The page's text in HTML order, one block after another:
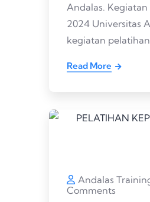
Andalas.
2024 Universitas
kegiatan
Read More
Andalas
Comments